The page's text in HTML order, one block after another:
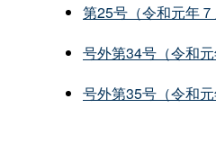
第25号（令和元年
号外第34号（令和
号外第35号（令和